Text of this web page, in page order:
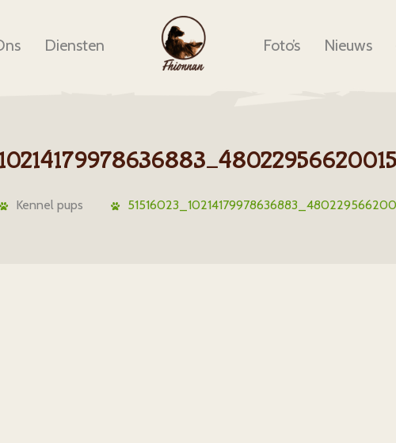
Diensten Foto’s Nieuws
Kennel pups